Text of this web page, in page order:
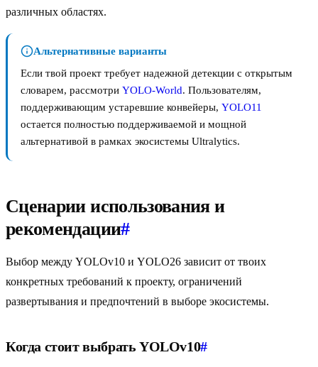
различных областях.
Альтернативные варианты
Если твой проект требует надежной детекции с открытым
словарем, рассмотри YOLO-World. Пользователям,
поддерживающим устаревшие конвейеры, YOLO11
остается полностью поддерживаемой и мощной
альтернативой в рамках экосистемы Ultralytics.
Сценарии использования и
рекомендации#
Выбор между YOLOv10 и YOLO26 зависит от твоих
конкретных требований к проекту, ограничений
развертывания и предпочтений в выборе экосистемы.
Когда стоит выбрать YOLOv10#